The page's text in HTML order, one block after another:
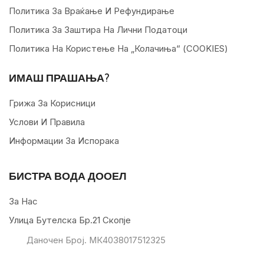
Политика За Враќање И Рефундирање
Политика За Заштира На Лични Податоци
Политика На Користење На „колачиња“ (COOKIES)
ИМАШ ПРАШАЊА?
Грижа За Корисници
Услови И Правила
Информации За Испорака
БИСТРА ВОДА ДООЕЛ
За Нас
Улица Бутелска Бр.21 Скопје
Даночен Број. МК4038017512325